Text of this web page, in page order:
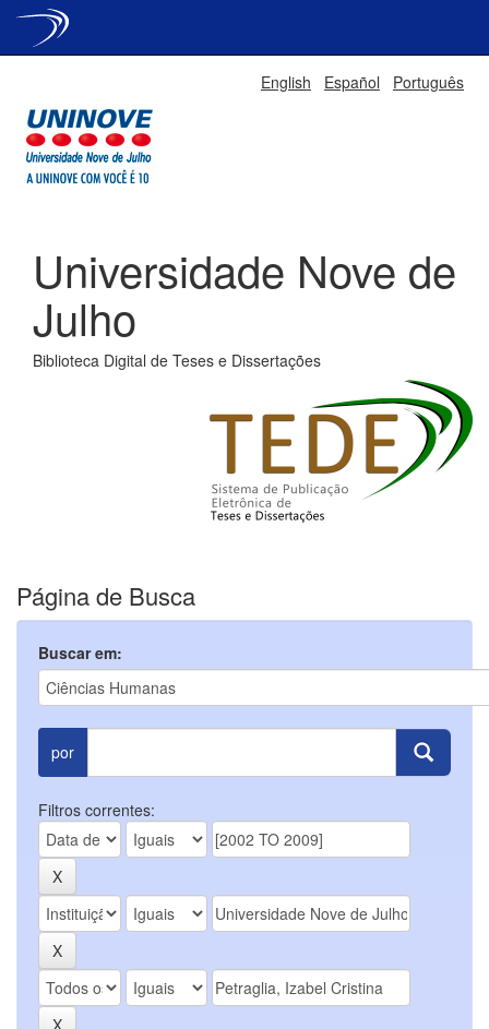
English Español Português
Universidade Nove de
Julho
Biblioteca Digital de Teses e Dissertações
Página de Busca
Buscar em:
por
Filtros correntes: